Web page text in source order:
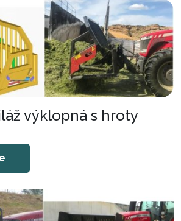
výklopná s hroty